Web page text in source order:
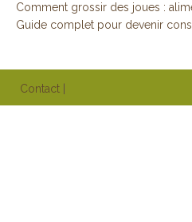
Comment grossir des joues :
Guide complet pour devenir
Contact